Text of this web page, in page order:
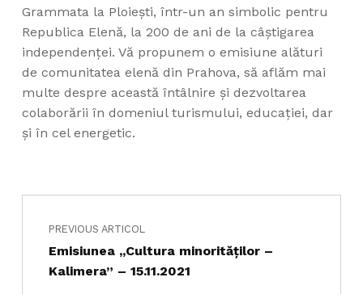
Grammata la Ploiești, într-un an simbolic pentru
Republica Elenă, la 200 de ani de la câștigarea
independenței. Vă propunem o emisiune alături
de comunitatea elenă din Prahova, să aflăm mai
multe despre această întâlnire și dezvoltarea
colaborării în domeniul turismului, educaţiei, dar
şi în cel energetic.
Skip back to main navigation
Navigare în articole
PREVIOUS ARTICOL
Emisiunea ,,Cultura minorităților –
Kalimera” – 15.11.2021